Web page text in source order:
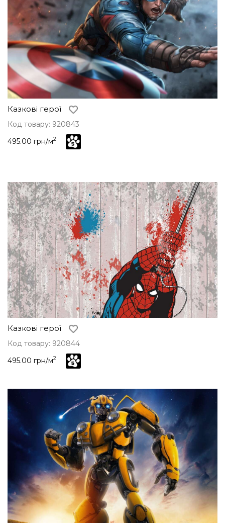
Казкові герої
Код товару: 920843
495.00 грн/м2
Казкові герої
Код товару: 920844
495.00 грн/м2